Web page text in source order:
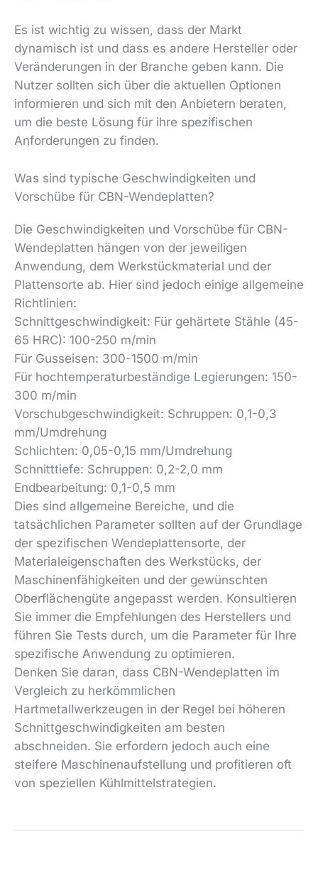
Es ist wichtig zu wissen, dass der Markt
dynamisch ist und dass es andere Hersteller oder
Veränderungen in der Branche geben kann. Die
Nutzer sollten sich über die aktuellen Optionen
informieren und sich mit den Anbietern beraten,
um die beste Lösung für ihre spezifischen
Anforderungen zu finden.
Was sind typische Geschwindigkeiten und
Vorschübe für CBN-Wendeplatten?
Die Geschwindigkeiten und Vorschübe für CBN-
Wendeplatten hängen von der jeweiligen
Anwendung, dem Werkstückmaterial und der
Plattensorte ab. Hier sind jedoch einige allgemeine
Richtlinien:
Schnittgeschwindigkeit: Für gehärtete Stähle (45-
65 HRC): 100-250 m/min
Für Gusseisen: 300-1500 m/min
Für hochtemperaturbeständige Legierungen: 150-
300 m/min
Vorschubgeschwindigkeit: Schruppen: 0,1-0,3
mm/Umdrehung
Schlichten: 0,05-0,15 mm/Umdrehung
Schnitttiefe: Schruppen: 0,2-2,0 mm
Endbearbeitung: 0,1-0,5 mm
Dies sind allgemeine Bereiche, und die
tatsächlichen Parameter sollten auf der Grundlage
der spezifischen Wendeplattensorte, der
Materialeigenschaften des Werkstücks, der
Maschinenfähigkeiten und der gewünschten
Oberflächengüte angepasst werden. Konsultieren
Sie immer die Empfehlungen des Herstellers und
führen Sie Tests durch, um die Parameter für Ihre
spezifische Anwendung zu optimieren.
Denken Sie daran, dass CBN-Wendeplatten im
Vergleich zu herkömmlichen
Hartmetallwerkzeugen in der Regel bei höheren
Schnittgeschwindigkeiten am besten
abschneiden. Sie erfordern jedoch auch eine
steifere Maschinenaufstellung und profitieren oft
von speziellen Kühlmittelstrategien.